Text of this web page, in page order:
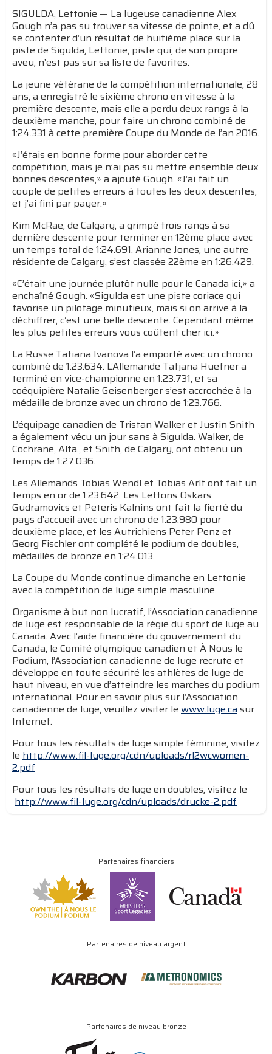
SIGULDA, Lettonie — La lugeuse canadienne Alex
Gough n’a pas su trouver sa vitesse de pointe, et a dû
se contenter d’un résultat de huitième place sur la
piste de Sigulda, Lettonie, piste qui, de son propre
aveu, n’est pas sur sa liste de favorites.
La jeune vétérane de la compétition internationale, 28
ans, a enregistré le sixième chrono en vitesse à la
première descente, mais elle a perdu deux rangs à la
deuxième manche, pour faire un chrono combiné de
1:24.331 à cette première Coupe du Monde de l’an 2016.
«J’étais en bonne forme pour aborder cette
compétition, mais je n’ai pas su mettre ensemble deux
bonnes descentes,» a ajouté Gough. «J’ai fait un
couple de petites erreurs à toutes les deux descentes,
et j’ai fini par payer.»
Kim McRae, de Calgary, a grimpé trois rangs à sa
dernière descente pour terminer en 12ème place avec
un temps total de 1:24.691. Arianne Jones, une autre
résidente de Calgary, s’est classée 22ème en 1:26.429.
«C’était une journée plutôt nulle pour le Canada ici,» a
enchaîné Gough. «Sigulda est une piste coriace qui
favorise un pilotage minutieux, mais si on arrive à la
déchiffrer, c’est une belle descente. Cependant même
les plus petites erreurs vous coûtent cher ici.»
La Russe Tatiana Ivanova l’a emporté avec un chrono
combiné de 1:23.634. L’Allemande Tatjana Huefner a
terminé en vice-championne en 1:23.731, et sa
coéquipière Natalie Geisenberger s’est accrochée à la
médaille de bronze avec un chrono de 1:23.766.
L’équipage canadien de Tristan Walker et Justin Snith
a également vécu un jour sans à Sigulda. Walker, de
Cochrane, Alta., et Snith, de Calgary, ont obtenu un
temps de 1:27.036.
Les Allemands Tobias Wendl et Tobias Arlt ont fait un
temps en or de 1:23.642. Les Lettons Oskars
Gudramovics et Peteris Kalnins ont fait la fierté du
pays d’accueil avec un chrono de 1:23.980 pour
deuxième place, et les Autrichiens Peter Penz et
Georg Fischler ont complété le podium de doubles,
médaillés de bronze en 1:24.013.
La Coupe du Monde continue dimanche en Lettonie
avec la compétition de luge simple masculine.
Organisme à but non lucratif, l’Association canadienne
de luge est responsable de la régie du sport de luge au
Canada. Avec l’aide financière du gouvernement du
Canada, le Comité olympique canadien et À Nous le
Podium, l’Association canadienne de luge recrute et
développe en toute sécurité les athlètes de luge de
haut niveau, en vue d’atteindre les marches du podium
international. Pour en savoir plus sur l’Association
canadienne de luge, veuillez visiter le www.luge.casur
Internet.
Pour tous les résultats de luge simple féminine, visitez
le http://www.fil-luge.org/cdn/uploads/rl2wcwomen-
2.pdf
Pour tous les résultats de luge en doubles, visitez le
http://www.fil-luge.org/cdn/uploads/drucke-2.pdf
Partenaires financiers
Partenaires de niveau argent
Partenaires de niveau bronze